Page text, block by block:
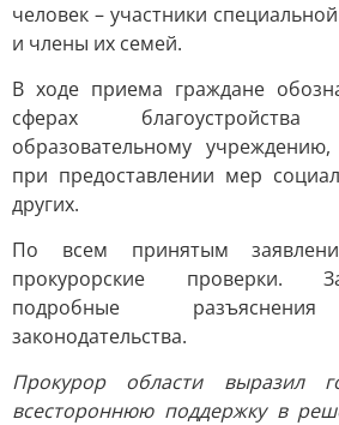
человек – участники
и члены их семей.
В ходе приема граждане
сферах
образовательному
при предоставлении мер
других.
По всем принятым
прокурорские проверки.
подробные
законодательства.
Прокурор области выразил
всестороннюю поддержку в